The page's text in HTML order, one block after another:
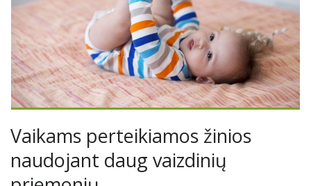
Vaikams perteikiamos žinios
naudojant daug vaizdinių